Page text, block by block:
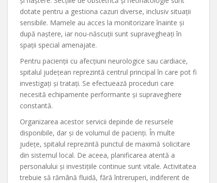
dotate pentru a gestiona cazuri diverse, inclusiv situații
sensibile. Mamele au acces la monitorizare înainte și
după naștere, iar nou-născuții sunt supravegheați în
spații special amenajate.
Pentru pacienții cu afecțiuni neurologice sau cardiace,
spitalul județean reprezintă centrul principal în care pot fi
investigați și tratați. Se efectuează proceduri care
necesită echipamente performante și supraveghere
constantă.
Organizarea acestor servicii depinde de resursele
disponibile, dar și de volumul de pacienți. În multe
județe, spitalul reprezintă punctul de maximă solicitare
din sistemul local. De aceea, planificarea atentă a
personalului și investițiile continue sunt vitale. Activitatea
trebuie să rămână fluidă, fără întreruperi, indiferent de